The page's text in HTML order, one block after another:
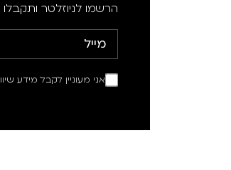
הרשמו לניוזלטר
אני מעוניין לקבל מידע